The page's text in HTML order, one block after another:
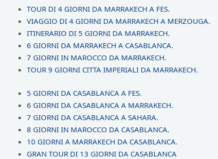
z
i
o
n
e
5
u
5
TOUR DI 4 GIORNI DA MARRAKECH A FES.
VIAGGIO DI 4 GIORNI DA MARRAKECH A MERZOUGA.
ITINERARIO DI 5 GIORNI DA MARRAKECH.
6 GIORNI DA MARRAKECH A CASABLANCA.
7 GIORNI IN MAROCCO DA MARRAKECH.
TOUR 9 GIORNI CITTA IMPERIALI DA MARRAKECH.
5 GIORNI DA CASABLANCA A FES.
6 GIORNI DA CASABLANCA A MARRAKECH.
7 GIORNI DA CASABLANCA A SAHARA.
8 GIORNI IN MAROCCO DA CASABLANCA.
10 GIORNI A MARRAKECH DA CASABLANCA.
GRAN TOUR DI 13 GIORNI DA CASABLANCA